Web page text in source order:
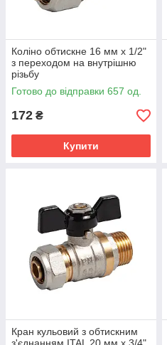
Коліно обтискне 16 мм х 1/2"
з переходом на внутрішню
різьбу
Готово до відправки 657 од.
172 ₴
Купити
Кран кульовий з обтискним